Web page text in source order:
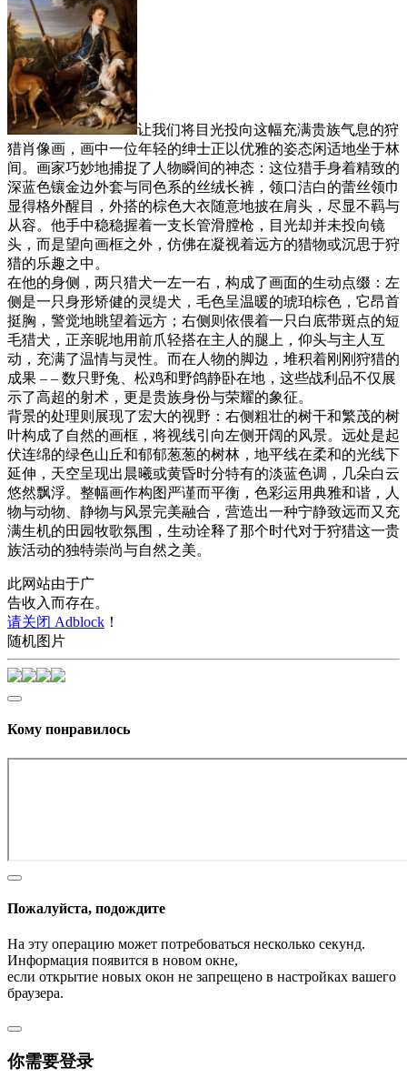
让我们将目光投向这幅充满贵族气息的狩
猎肖像画，画中一位年轻的绅士正以优雅的姿态闲适地坐于林
间。画家巧妙地捕捉了人物瞬间的神态：这位猎手身着精致的
深蓝色镶金边外套与同色系的丝绒长裤，领口洁白的蕾丝领巾
显得格外醒目，外搭的棕色大衣随意地披在肩头，尽显不羁与
从容。他手中稳稳握着一支长管滑膛枪，目光却并未投向镜
头，而是望向画框之外，仿佛在凝视着远方的猎物或沉思于狩
猎的乐趣之中。
在他的身侧，两只猎犬一左一右，构成了画面的生动点缀：左
侧是一只身形矫健的灵缇犬，毛色呈温暖的琥珀棕色，它昂首
挺胸，警觉地眺望着远方；右侧则依偎着一只白底带斑点的短
毛猎犬，正亲昵地用前爪轻搭在主人的腿上，仰头与主人互
动，充满了温情与灵性。而在人物的脚边，堆积着刚刚狩猎的
成果 – – 数只野兔、松鸡和野鸽静卧在地，这些战利品不仅展
示了高超的射术，更是贵族身份与荣耀的象征。
背景的处理则展现了宏大的视野：右侧粗壮的树干和繁茂的树
叶构成了自然的画框，将视线引向左侧开阔的风景。远处是起
伏连绵的绿色山丘和郁郁葱葱的树林，地平线在柔和的光线下
延伸，天空呈现出晨曦或黄昏时分特有的淡蓝色调，几朵白云
悠然飘浮。整幅画作构图严谨而平衡，色彩运用典雅和谐，人
物与动物、静物与风景完美融合，营造出一种宁静致远而又充
满生机的田园牧歌氛围，生动诠释了那个时代对于狩猎这一贵
族活动的独特崇尚与自然之美。
此网站由于广
告收入而存在。
请关闭 Adblock ！
随机图片
Кому понравилось
Пожалуйста, подождите
На эту операцию может потребоваться несколько секунд.
Информация появится в новом окне,
если открытие новых окон не запрещено в настройках вашего
браузера.
你需要登录